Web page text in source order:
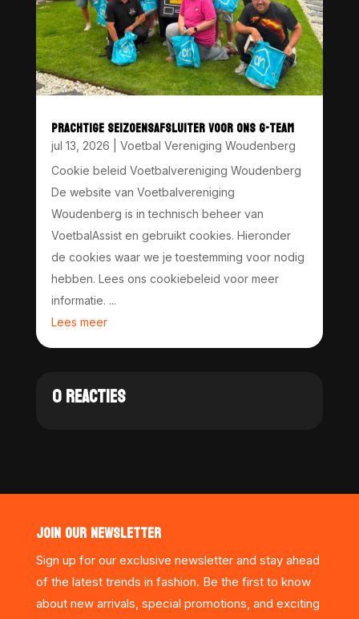
PRACHTIGE SEIZOENSAFSLUITER VOOR ONS G-TEAM
jul 13, 2026
Voetbal Vereniging Woudenberg
Cookie beleid Voetbalvereniging Woudenberg
De website van Voetbalvereniging
Woudenberg is in technisch beheer van
VoetbalAssist en gebruikt cookies. Hieronder
de cookies waar we je toestemming voor nodig
hebben. Lees ons cookiebeleid voor meer
informatie. ...
Lees meer
0 REACTIES
JOIN OUR NEWSLETTER
Sign up for our exclusive newsletter and stay ahead
of the latest trends in fashion. Be the first to know
about new arrivals, special promotions, and exciting